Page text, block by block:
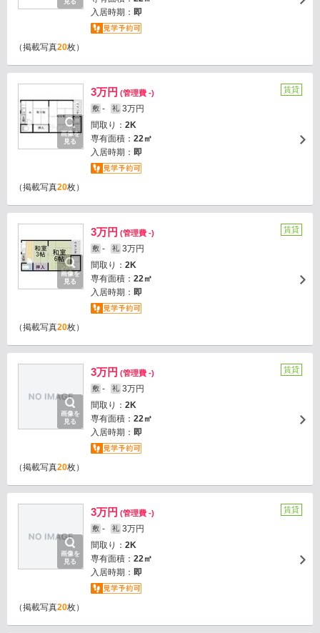
見る
入居時期： 即
（掲載写真20枚）
画像を
見る
3万円 (管理費 -)
敷 - 礼 3万円
間取り： 2K
専有面積： 22㎡
入居時期： 即
賃貸
（掲載写真20枚）
画像を
見る
3万円 (管理費 -)
敷 - 礼 3万円
間取り： 2K
専有面積： 22㎡
入居時期： 即
賃貸
（掲載写真20枚）
画像を
見る
3万円 (管理費 -)
敷 - 礼 3万円
間取り： 2K
専有面積： 22㎡
入居時期： 即
賃貸
（掲載写真20枚）
画像を
見る
3万円 (管理費 -)
敷 - 礼 3万円
間取り： 2K
専有面積： 22㎡
入居時期： 即
賃貸
（掲載写真20枚）